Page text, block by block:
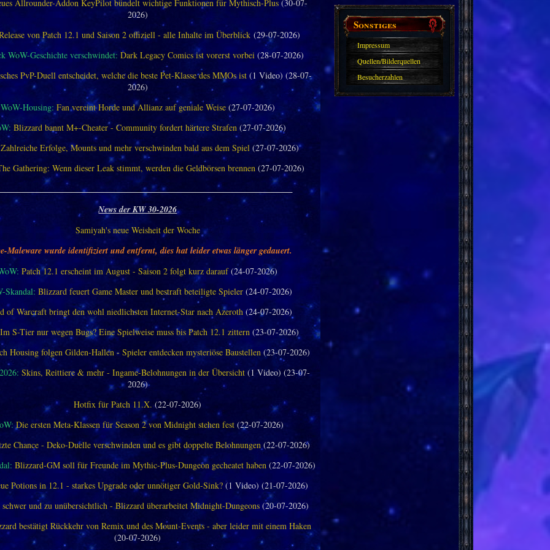
Sonstiges
Impressum
Quellen/Bilderquellen
Besucherzahlen
Allrounder-Addon KeyPilot bündelt wichtige Funktionen für Mythisch-Plus (30-07-
2026)
von Patch 12.1 und Saison 2 offiziell - alle Inhalte im Überblick (29-07-2026)
WoW-Geschichte verschwindet: Dark Legacy Comics ist vorerst vorbei (28-07-2026)
PvP-Duell entscheidet, welche die beste Pet-Klasse des MMOs ist(1 Video) (28-07-
2026)
WoW-Housing: Fan vereint Horde und Allianz auf geniale Weise(27-07-2026)
Blizzard bannt M+-Cheater - Community fordert härtere Strafen (27-07-2026)
Zahlreiche Erfolge, Mounts und mehr verschwinden bald aus dem Spiel (27-07-2026)
Gathering: Wenn dieser Leak stimmt, werden die Geldbörsen brennen (27-07-2026)
News der KW 30-2026
Samiyah's neue Weisheit der Woche
Maleware wurde identifiziert und entfernt, dies hat leider etwas länger gedauert.
Patch 12.1 erscheint im August - Saison 2 folgt kurz darauf(24-07-2026)
Skandal: Blizzard feuert Game Master und bestraft beteiligte Spieler(24-07-2026)
of Warcraft bringt den wohl niedlichsten Internet-Star nach Azeroth (24-07-2026)
Im S-Tier nur wegen Bugs? Eine Spielweise muss bis Patch 12.1 zittern (23-07-2026)
Housing folgen Gilden-Hallen - Spieler entdecken mysteriöse Baustellen (23-07-2026)
Skins, Reittiere & mehr - Ingame-Belohnungen in der Übersicht (1 Video) (23-07-
2026)
Hotfix für Patch 11.X.(22-07-2026)
Die ersten Meta-Klassen für Season 2 von Midnight stehen fest(22-07-2026)
Chance - Deko-Duelle verschwinden und es gibt doppelte Belohnungen (22-07-2026)
Blizzard-GM soll für Freunde im Mythic-Plus-Dungeon gecheatet haben (22-07-2026)
Potions in 12.1 - starkes Upgrade oder unnötiger Gold-Sink? (1 Video) (21-07-2026)
und zu unübersichtlich - Blizzard überarbeitet Midnight-Dungeons (20-07-2026)
bestätigt Rückkehr von Remix und des Mount-Events - aber leider mit einem Haken
(20-07-2026)